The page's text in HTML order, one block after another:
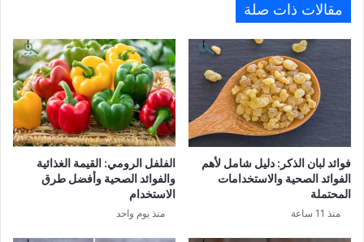
مقالات ذات صلة
فوائد لبان الذكر: دليل شامل لأهم
الفوائد الصحية والاستخدامات
المحتملة
منذ 11 ساعة
الفلفل الرومي: القيمة الغذائية
والفوائد الصحية وأفضل طرق
الاستخدام
منذ يوم واحد